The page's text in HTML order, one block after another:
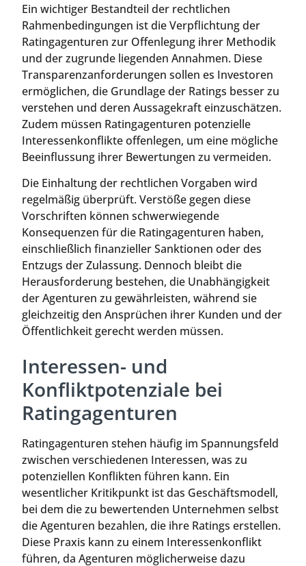
Ein wichtiger Bestandteil der rechtlichen
Rahmenbedingungen ist die Verpflichtung der
Ratingagenturen zur Offenlegung ihrer Methodik
und der zugrunde liegenden Annahmen. Diese
Transparenzanforderungen sollen es Investoren
ermöglichen, die Grundlage der Ratings besser zu
verstehen und deren Aussagekraft einzuschätzen.
Zudem müssen Ratingagenturen potenzielle
Interessenkonflikte offenlegen, um eine mögliche
Beeinflussung ihrer Bewertungen zu vermeiden.
Die Einhaltung der rechtlichen Vorgaben wird
regelmäßig überprüft. Verstöße gegen diese
Vorschriften können schwerwiegende
Konsequenzen für die Ratingagenturen haben,
einschließlich finanzieller Sanktionen oder des
Entzugs der Zulassung. Dennoch bleibt die
Herausforderung bestehen, die Unabhängigkeit
der Agenturen zu gewährleisten, während sie
gleichzeitig den Ansprüchen ihrer Kunden und der
Öffentlichkeit gerecht werden müssen.
Interessen- und
Konfliktpotenziale bei
Ratingagenturen
Ratingagenturen stehen häufig im Spannungsfeld
zwischen verschiedenen Interessen, was zu
potenziellen Konflikten führen kann. Ein
wesentlicher Kritikpunkt ist das Geschäftsmodell,
bei dem die zu bewertenden Unternehmen selbst
die Agenturen bezahlen, die ihre Ratings erstellen.
Diese Praxis kann zu einem Interessenkonflikt
führen, da Agenturen möglicherweise dazu